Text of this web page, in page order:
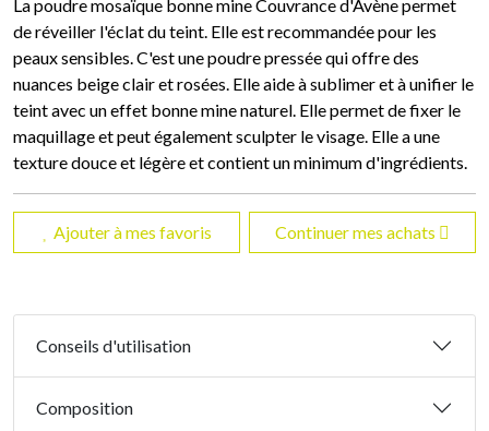
La poudre mosaïque bonne mine Couvrance d'Avène permet
de réveiller l'éclat du teint. Elle est recommandée pour les
peaux sensibles. C'est une poudre pressée qui offre des
nuances beige clair et rosées. Elle aide à sublimer et à unifier le
teint avec un effet bonne mine naturel. Elle permet de fixer le
maquillage et peut également sculpter le visage. Elle a une
texture douce et légère et contient un minimum d'ingrédients.
Ajouter à mes favoris Continuer mes achats
Conseils d'utilisation
Composition